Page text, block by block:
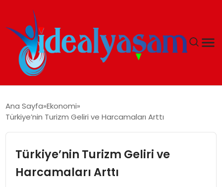
GÜNDEM
EKONOMI
İDEAL YAŞAM
Ana Sayfa Ekonomi
Türkiye’nin Turizm Geliri ve Harcamaları Arttı
Türkiye’nin Turizm Geliri ve
Harcamaları Arttı